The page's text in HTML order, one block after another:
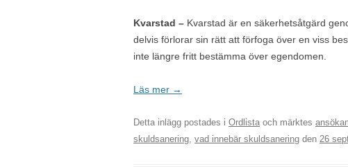
Kvarstad – Kvarstad är en säkerhetsåtgärd
delvis förlorar sin rätt att förfoga över en viss
inte längre fritt bestämma över egendomen.
Läs mer →
Detta inlägg postades i Ordlista och märktes
skuldsanering, vad innebär skuldsanering den 26